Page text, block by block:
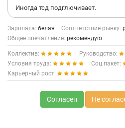
Иногда тсд подглючивает.
Зарплата: белая Соответствие рынку:
Общее впечатление: рекомендую
Коллектив:
Руководство:
Условия труда:
Соц.пакет:
Карьерный рост:
Согласен Не